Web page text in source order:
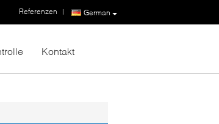
German
Referenzen |
Kontakt